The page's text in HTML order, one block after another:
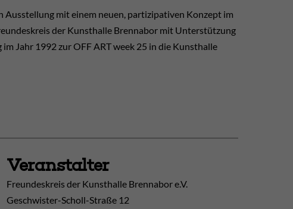
Ausstellung mit einem neuen, partizipativen Konzept im
der Kunsthalle Brennabor mit Unterstützung
Jahr 1992 zur OFF ART week 25 in die Kunsthalle
Veranstalter
Freundeskreis der Kunsthalle Brennabor e.V.
Geschwister-Scholl-Straße 12